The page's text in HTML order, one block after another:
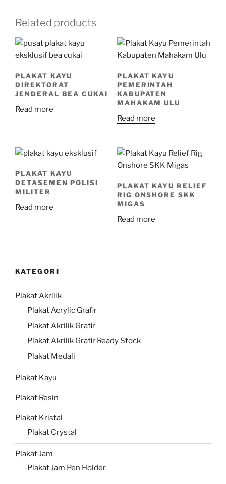
Related products
PLAKAT KAYU
DIREKTORAT
JENDERAL BEA CUKAI
Read more
PLAKAT KAYU
PEMERINTAH
KABUPATEN
MAHAKAM ULU
Read more
PLAKAT KAYU
DETASEMEN POLISI
MILITER
Read more
PLAKAT KAYU RELIEF
RIG ONSHORE SKK
MIGAS
Read more
KATEGORI
Plakat Akrilik
Plakat Acrylic Grafir
Plakat Akrilik Grafir
Plakat Akrilik Grafir Ready Stock
Plakat Medali
Plakat Kayu
Plakat Resin
Plakat Kristal
Plakat Crystal
Plakat Jam
Plakat Jam Pen Holder